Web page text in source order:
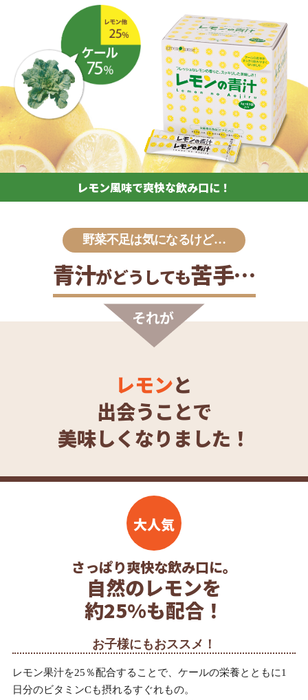
レモン風味で爽快な飲み口に！
野菜不足は気になるけど…
青汁がどうしても苦手…
レモンと
出会うことで
美味しくなりました！
さっぱり爽快な飲み口に。
自然のレモンを
約25%も配合！
お子様にもおススメ！
レモン果汁を25％配合することで、ケールの栄養とともに1
日分のビタミンCも摂れるすぐれもの。